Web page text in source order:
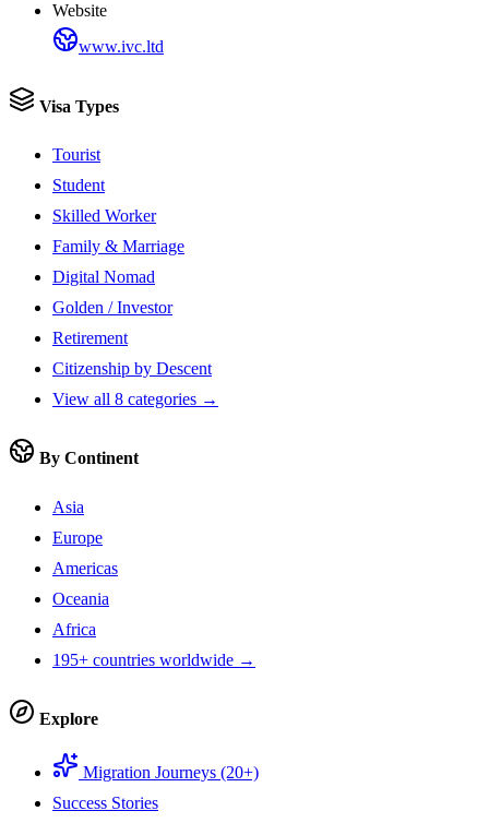
Website
www.ivc.ltd
Visa Types
Tourist
Student
Skilled Worker
Family & Marriage
Digital Nomad
Golden / Investor
Retirement
Citizenship by Descent
View all 8 categories →
By Continent
Asia
Europe
Americas
Oceania
Africa
195+ countries worldwide →
Explore
Migration Journeys (20+)
Success Stories